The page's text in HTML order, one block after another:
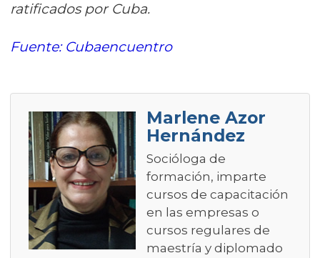
ratificados por Cuba.
Fuente: Cubaencuentro
Marlene Azor
Hernández
Socióloga de
formación, imparte
cursos de capacitación
en las empresas o
cursos regulares de
maestría y diplomado